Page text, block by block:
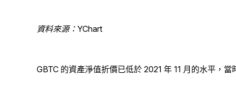
資料來源：YChart
GBTC 的資產淨值折價已低於 2021 年 11 月的水平，